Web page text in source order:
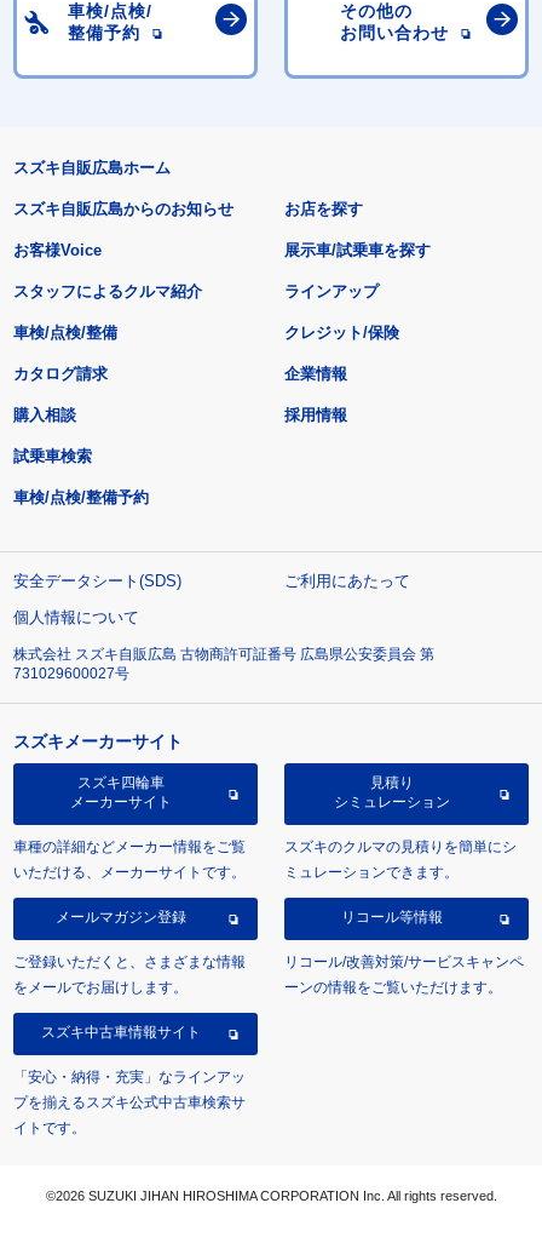
車検/点検/
整備予約
その他の
お問い合わせ
スズキ自販広島ホーム
スズキ自販広島からのお知らせ
お客様Voice
スタッフによるクルマ紹介
お店を探す
展示車/試乗車を探す
ラインアップ
車検/点検/整備 クレジット/保険
カタログ請求
購入相談
試乗車検索
車検/点検/整備予約
企業情報
採用情報
安全データシート(SDS)
ご利用にあたって
個人情報について
株式会社 スズキ自販広島 古物商許可証番号 広島県公安委員会 第
731029600027号
スズキメーカーサイト
スズキ四輪車
メーカーサイト
車種の詳細などメーカー情報をご覧
いただける、メーカーサイトです。
見積り
シミュレーション
スズキのクルマの見積りを簡単にシ
ミュレーションできます。
メールマガジン登録
ご登録いただくと、さまざまな情報
をメールでお届けします。
リコール等情報
リコール/改善対策/サービスキャンペ
ーンの情報をご覧いただけます。
スズキ中古車情報サイト
「安心・納得・充実」なラインアッ
プを揃えるスズキ公式中古車検索サ
イトです。
©2026 SUZUKI JIHAN HIROSHIMA CORPORATION Inc. All rights reserved.